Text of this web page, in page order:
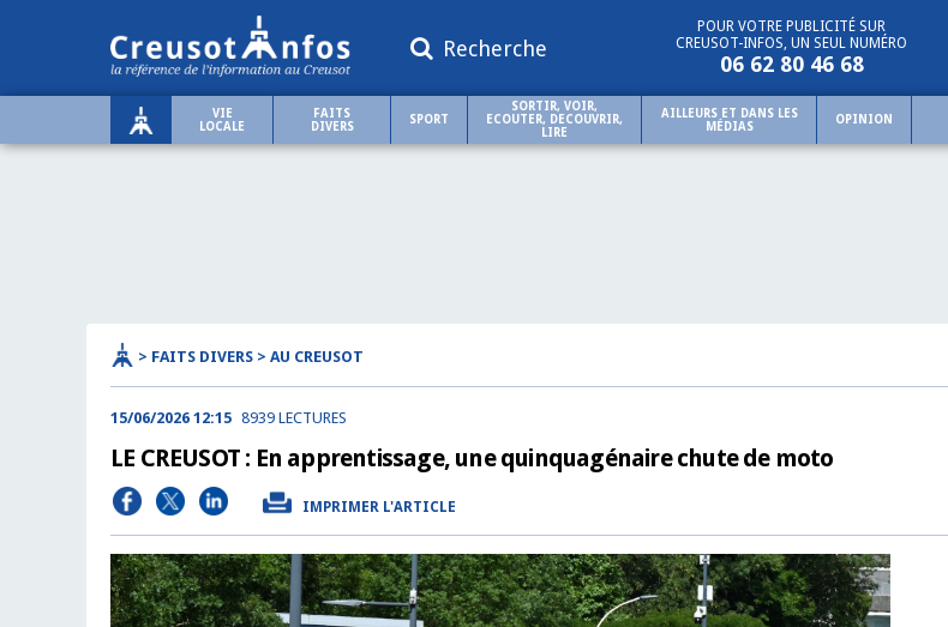
Recherche
POUR VOTRE PUBLICITÉ SUR
CREUSOT-INFOS, UN SEUL NUMÉRO
06 62 80 46 68
VIE
LOCALE
FAITS
DIVERS
SPORT
SORTIR, VOIR,
ECOUTER, DECOUVRIR,
LIRE
AILLEURS ET DANS LES
MÉDIAS
OPINION
> FAITS DIVERS > AU CREUSOT
15/06/2026 12:15 8939 LECTURES
LE CREUSOT : En apprentissage, une quinquagénaire chute de moto
IMPRIMER L'ARTICLE